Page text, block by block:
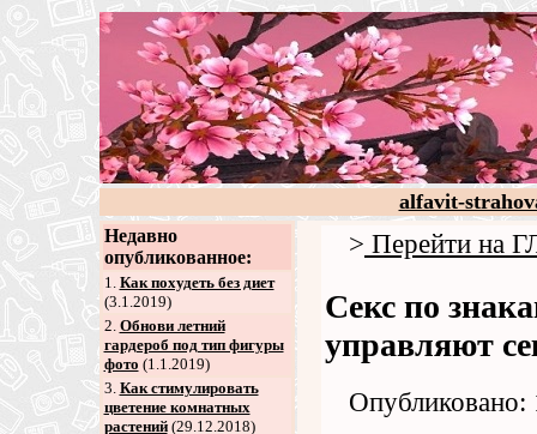
alfavit-
Недавно
опубликованное:
1. Как похудеть без диет
(3.1.2019)
2. Обнови летний
гардероб под тип фигуры
фото (1.1.2019)
3. Как стимулировать
цветение комнатных
растений(29.12.2018)
> Перейти на
Секс по
управляют
Опубликовано: